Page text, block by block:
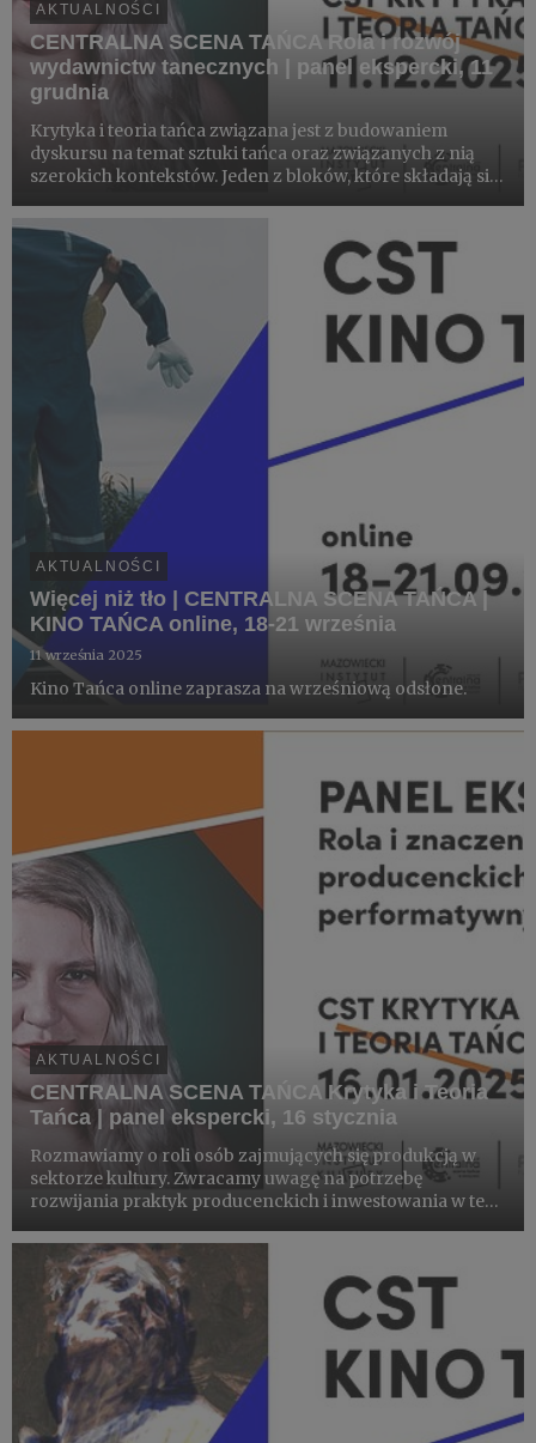
AKTUALNOŚCI
CENTRALNA SCENA TAŃCA Rola i rozwój
wydawnictw tanecznych | panel ekspercki, 11
grudnia
Krytyka i teoria tańca związana jest z budowaniem
dyskursu na temat sztuki tańca oraz związanych z nią
szerokich kontekstów. Jeden z bloków, które składają się
związane ze sztuk...
AKTUALNOŚCI
Więcej niż tło | CENTRALNA SCENA TAŃCA |
KINO TAŃCA online, 18-21 września
11 września 2025
Kino Tańca online zaprasza na wrześniową odsłone.
AKTUALNOŚCI
CENTRALNA SCENA TAŃCA Krytyka i Teoria
Tańca | panel ekspercki, 16 stycznia
Rozmawiamy o roli osób zajmujących się produkcją w
sektorze kultury. Zwracamy uwagę na potrzebę
rozwijania praktyk producenckich i inwestowania w ten